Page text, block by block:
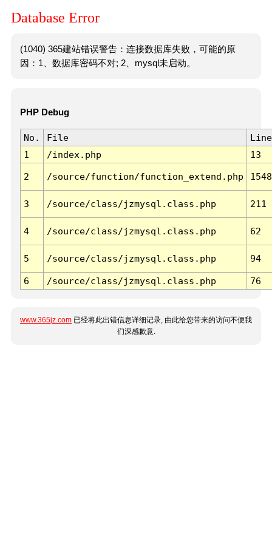
Database Error
(1040) 365建站错误警告：连接数据库失败，可能的原
因：1、数据库密码不对; 2、mysql未启动。
PHP Debug
No. File
Line
1
/index.php 13
2 /source/function/function_extend.php 1548
3 /source/class/jzmysql.class.php 211
4 /source/class/jzmysql.class.php 62
5 /source/class/jzmysql.class.php 94
6 /source/class/jzmysql.class.php 76
www.365jz.com 已经将此出错信息详细记录, 由此给您带来的访问不便我
们深感歉意.